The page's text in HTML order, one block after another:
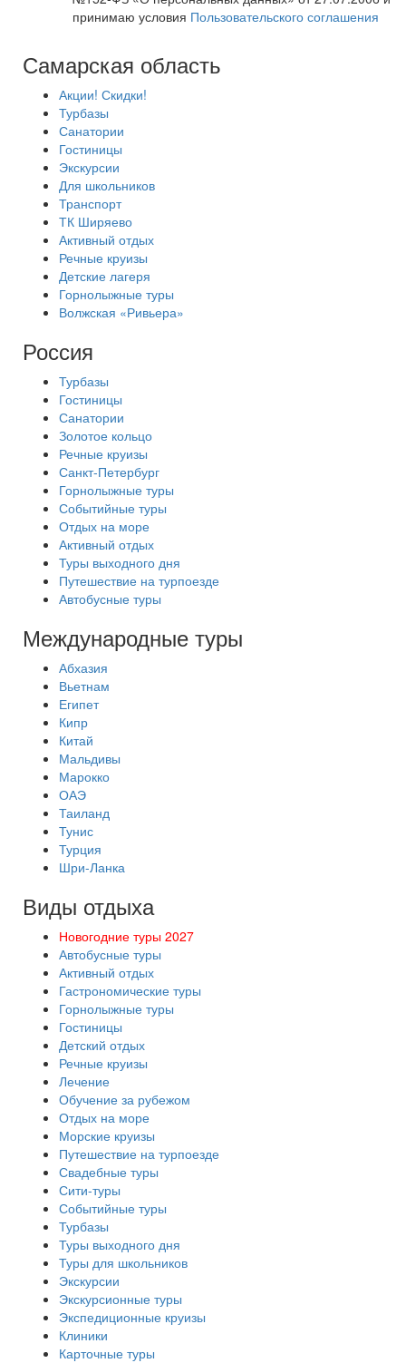
принимаю условия Пользовательского соглашения
Самарская область
Акции! Скидки!
Турбазы
Санатории
Гостиницы
Экскурсии
Для школьников
Транспорт
ТК Ширяево
Активный отдых
Речные круизы
Детские лагеря
Горнолыжные туры
Волжская «Ривьера»
Россия
Турбазы
Гостиницы
Санатории
Золотое кольцо
Речные круизы
Санкт-Петербург
Горнолыжные туры
Событийные туры
Отдых на море
Активный отдых
Туры выходного дня
Путешествие на турпоезде
Автобусные туры
Международные туры
Абхазия
Вьетнам
Египет
Кипр
Китай
Мальдивы
Марокко
ОАЭ
Таиланд
Тунис
Турция
Шри-Ланка
Виды отдыха
Новогодние туры 2027
Автобусные туры
Активный отдых
Гастрономические туры
Горнолыжные туры
Гостиницы
Детский отдых
Речные круизы
Лечение
Обучение за рубежом
Отдых на море
Морские круизы
Путешествие на турпоезде
Свадебные туры
Сити-туры
Событийные туры
Турбазы
Туры выходного дня
Туры для школьников
Экскурсии
Экскурсионные туры
Экспедиционные круизы
Клиники
Карточные туры